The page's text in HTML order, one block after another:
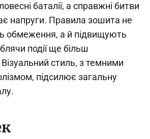
баталії, а справжні битви
напруги. Правила зошита не
обмеження, а й підвищують
події ще більш
стиль, з темними
підсилює загальну